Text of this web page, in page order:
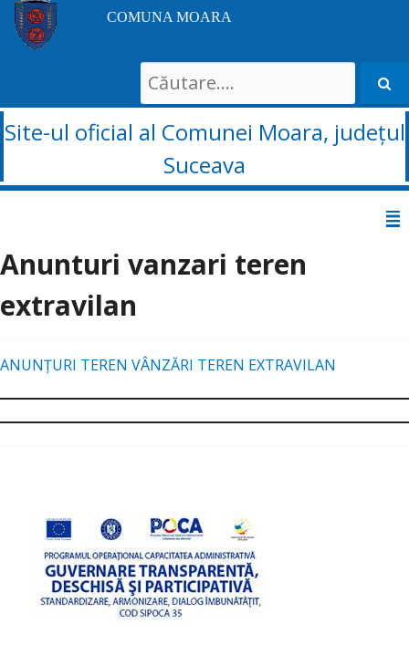
COMUNA MOARA
Search
for:
Site-ul oficial al Comunei Moara, județul
Suceava
conținut
Anunturi vanzari teren
extravilan
ANUNȚURI TEREN VÂNZĂRI TEREN EXTRAVILAN